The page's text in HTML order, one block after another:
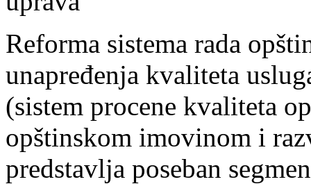
Reforma sistema rada
unapređenja kvaliteta
(sistem procene kvaliteta
opštinskom imovinom i
predstavlja poseban